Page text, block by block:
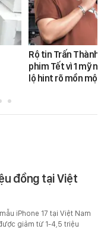
Rộ tin Trấn
phim Tết vì 1 mỹ
lộ hint rõ mồn
đồng tại Việt
iPhone 17 tại Việt Nam
giảm từ 1-4,5 triệu